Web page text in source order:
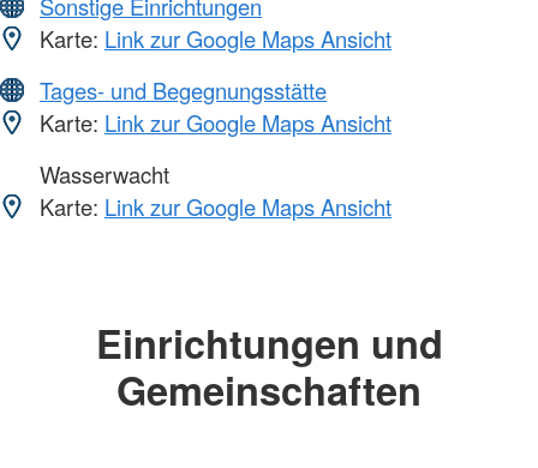
Sonstige Einrichtungen
Karte: Link zur Google Maps Ansicht
Tages- und Begegnungsstätte
Karte: Link zur Google Maps Ansicht
Wasserwacht
Karte: Link zur Google Maps Ansicht
Einrichtungen und
Gemeinschaften